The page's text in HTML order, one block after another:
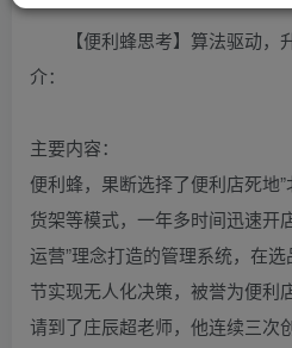
【便利蜂思考】算法驱动
介：
主要内容：
便利蜂，果断选择了便利店死地
货架等模式，一年多时间迅速开
运营”理念打造的管理系统，在
节实现无人化决策，被誉为便利
请到了庄辰超老师，他连续三次